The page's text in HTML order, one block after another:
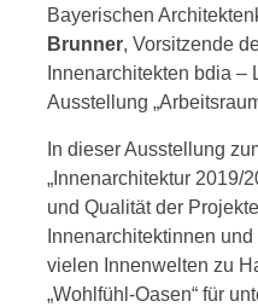
Bayerischen
Brunner, Vorsitzende
Innenarchitekten bdia
Ausstellung
In dieser Ausstellung
„Innenarchitektur 2019/
und Qualität der
Innenarchitektinnen
vielen Innenwelten zu
„Wohlfühl-Oasen“ für